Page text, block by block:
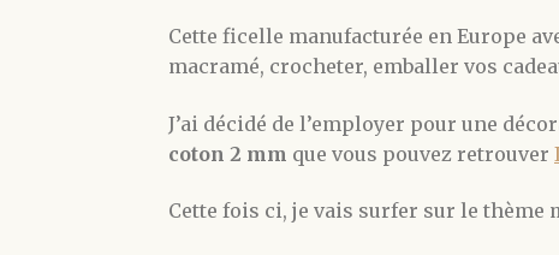
Cette ficelle manufacturée en Europe
macramé, crocheter, emballer vos
J’ai décidé de l’employer pour une
coton 2 mm que vous pouvez retrouver
Cette fois ci, je vais surfer sur le thème